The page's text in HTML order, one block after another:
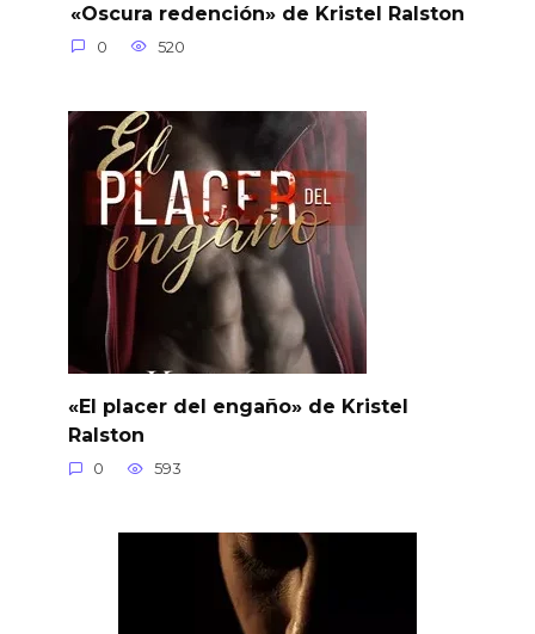
«Oscura redención» de Kristel Ralston
0 520
«El placer del engaño» de Kristel
Ralston
0 593